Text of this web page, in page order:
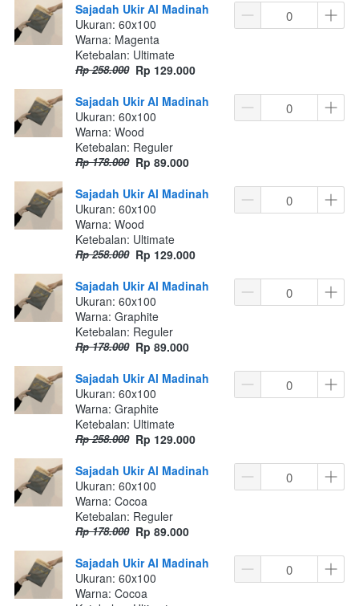
Sajadah Ukir Al Madinah
Ukuran: 60x100
Warna: Magenta
Ketebalan: Ultimate
Rp 258.000 Rp 129.000
Sajadah Ukir Al Madinah
Ukuran: 60x100
Warna: Wood
Ketebalan: Reguler
Rp 178.000 Rp 89.000
Sajadah Ukir Al Madinah
Ukuran: 60x100
Warna: Wood
Ketebalan: Ultimate
Rp 258.000 Rp 129.000
Sajadah Ukir Al Madinah
Ukuran: 60x100
Warna: Graphite
Ketebalan: Reguler
Rp 178.000 Rp 89.000
Sajadah Ukir Al Madinah
Ukuran: 60x100
Warna: Graphite
Ketebalan: Ultimate
Rp 258.000 Rp 129.000
Sajadah Ukir Al Madinah
Ukuran: 60x100
Warna: Cocoa
Ketebalan: Reguler
Rp 178.000 Rp 89.000
Sajadah Ukir Al Madinah
Ukuran: 60x100
Warna: Cocoa